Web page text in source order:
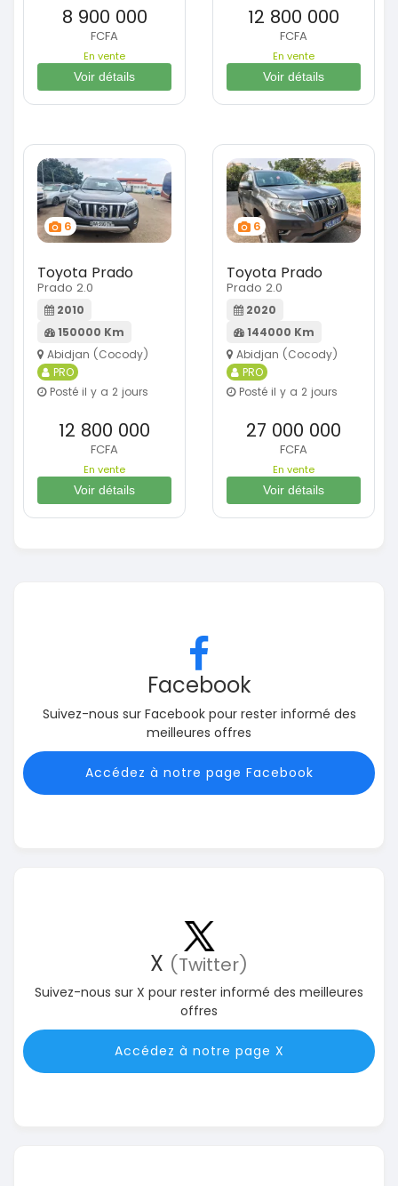
8 900 000
FCFA
En vente
Voir détails
12 800 000
FCFA
En vente
Voir détails
6
Toyota Prado
Prado 2.0
2010
150000 Km
Abidjan (Cocody)
PRO
Posté il y a 2 jours
12 800 000
FCFA
En vente
Voir détails
6
Toyota Prado
Prado 2.0
2020
144000 Km
Abidjan (Cocody)
PRO
Posté il y a 2 jours
27 000 000
FCFA
En vente
Voir détails
Facebook
Suivez-nous sur Facebook pour rester informé des
meilleures offres
Accédez à notre page Facebook
X (Twitter)
Suivez-nous sur X pour rester informé des meilleures
offres
Accédez à notre page X